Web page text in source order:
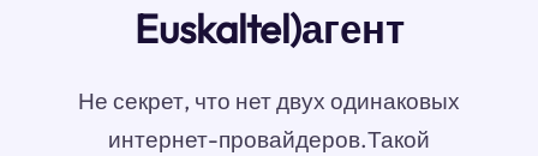
Euskaltel)агент
Не секрет, что нет двух одинаковых
интернет-провайдеров.Такой